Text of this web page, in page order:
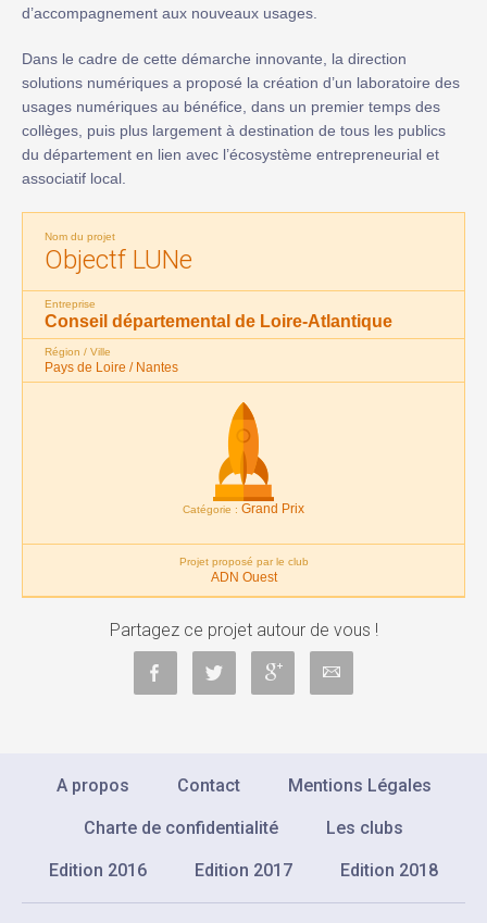
d’accompagnement aux nouveaux usages.
Dans le cadre de cette démarche innovante, la direction
solutions numériques a proposé la création d’un laboratoire des
usages numériques au bénéfice, dans un premier temps des
collèges, puis plus largement à destination de tous les publics
du département en lien avec l’écosystème entrepreneurial et
associatif local.
Nom du projet
Objectf LUNe
Entreprise
Conseil départemental de Loire-Atlantique
Région / Ville
Pays de Loire / Nantes
Catégorie : Grand Prix
Projet proposé par le club
ADN Ouest
Partagez ce projet autour de vous !
A propos Contact Mentions Légales
Charte de confidentialité Les clubs
Edition 2016 Edition 2017 Edition 2018